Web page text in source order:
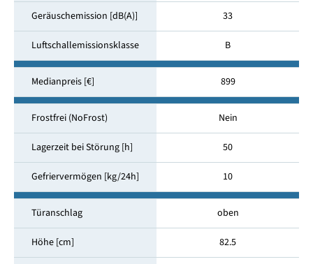
Geräuschemission [dB(A)] 33
Luftschallemissionsklasse B
Medianpreis [€] 899
Frostfrei (NoFrost) Nein
Lagerzeit bei Störung [h] 50
Gefriervermögen [kg/24h] 10
Türanschlag oben
Höhe [cm] 82.5